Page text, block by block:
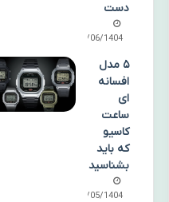
دست
06/06/1404
۵ مدل
افسانه
ای
ساعت
کاسیو
که باید
بشناسید
28/05/1404